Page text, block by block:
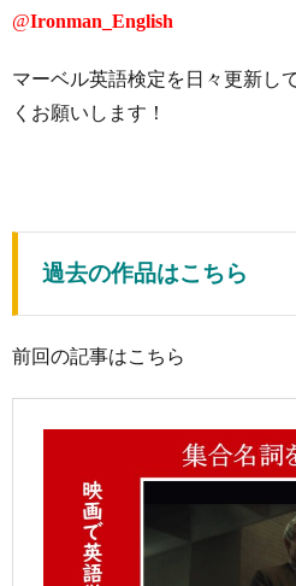
@Ironman_English
マーベル英語検定を日々更新し
くお願いします！
過去の作品はこちら
前回の記事はこちら